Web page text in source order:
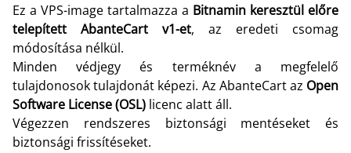
Ez a VPS-image tartalmazza a Bitnamin keresztül előre
telepített AbanteCart v1-et, az eredeti csomag
módosítása nélkül.
Minden védjegy és terméknév a megfelelő
tulajdonosok tulajdonát képezi. Az AbanteCart az Open
Software License (OSL) licenc alatt áll.
Végezzen rendszeres biztonsági mentéseket és
biztonsági frissítéseket.